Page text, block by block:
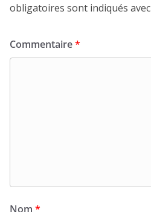
obligatoires sont indiqués avec
Commentaire*
Nom *